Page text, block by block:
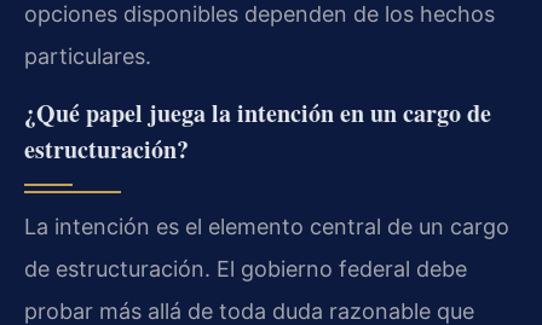
opciones disponibles dependen de los hechos
particulares.
¿Qué papel juega la intención en un cargo de
estructuración?
La intención es el elemento central de un cargo
de estructuración. El gobierno federal debe
probar más allá de toda duda razonable que